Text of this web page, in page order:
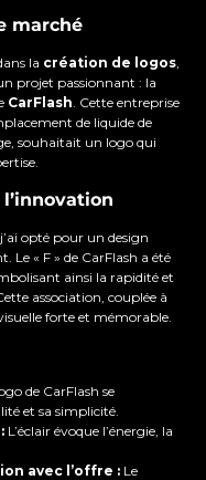
marché
la création de logos,
projet passionnant : la
CarFlash. Cette entreprise
de liquide de
souhaitait un logo qui
opté pour un design
« F » de CarFlash a été
ainsi la rapidité et
association, couplée à
forte et mémorable.
de CarFlash se
et sa simplicité.
L’éclair évoque l’énergie, la
avec l’offre : Le